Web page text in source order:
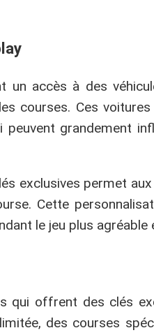
un accès à des
courses. Ces
grandement
exclusives permet
Cette
le jeu plus agréable
qui offrent des clés
des courses